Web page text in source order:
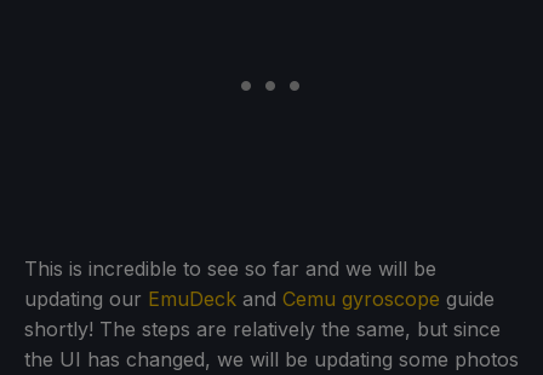
This is incredible to see so far and we will be
updating our EmuDeck and Cemu gyroscope guide
shortly! The steps are relatively the same, but since
the UI has changed, we will be updating some photos